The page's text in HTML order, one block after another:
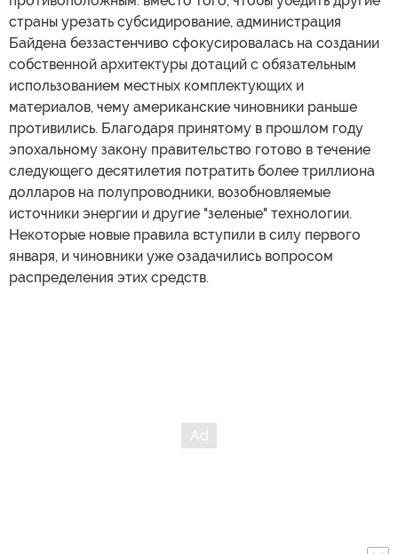
страны урезать субсидирование, администрация
Байдена беззастенчиво сфокусировалась на создании
собственной архитектуры дотаций с обязательным
использованием местных комплектующих и
материалов, чему американские чиновники раньше
противились. Благодаря принятому в прошлом году
эпохальному закону правительство готово в течение
следующего десятилетия потратить более триллиона
долларов на полупроводники, возобновляемые
источники энергии и другие "зеленые" технологии.
Некоторые новые правила вступили в силу первого
января, и чиновники уже озадачились вопросом
распределения этих средств.